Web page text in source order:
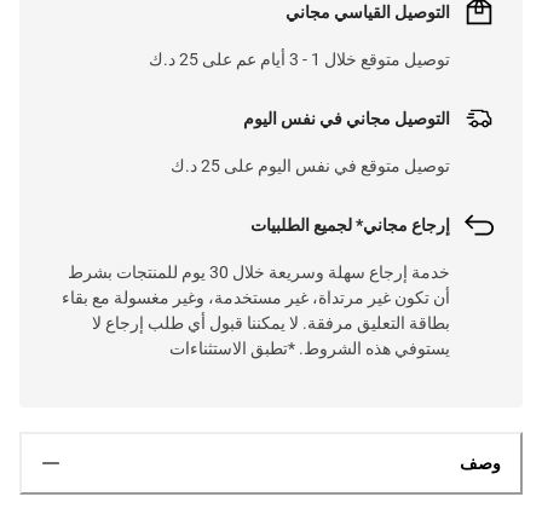
التوصيل القياسي مجاني
توصيل متوقع خلال 1 - 3 أيام عم على 25 د.ك
التوصيل مجاني في نفس اليوم
توصيل متوقع في نفس اليوم على 25 د.ك
إرجاع مجاني* لجميع الطلبيات
خدمة إرجاع سهلة وسريعة خلال 30 يوم للمنتجات بشرط
أن تكون غير مرتداة، غير مستخدمة، وغير مغسولة مع بقاء
بطاقة التعليق مرفقة. لا يمكننا قبول أي طلب إرجاع لا
يستوفي هذه الشروط. *تطبق الاستثناءات
وصف